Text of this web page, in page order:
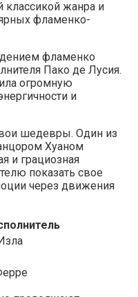
классикой жанра и
фламенко-
фламенко
Пако де Лусия.
огромную
и
шедевры. Один из
Хуаном
и грациозная
показать свое
через движения